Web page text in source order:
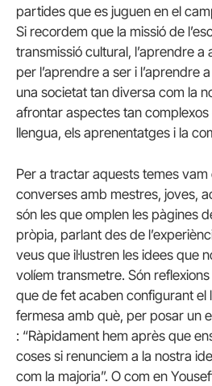
partides que es juguen en el
Si recordem que la missió de
transmissió cultural, l’aprendre
per l’aprendre a ser i l’aprendre
una societat tan diversa com la
afrontar aspectes tan complexos
llengua, els aprenentatges i la
Per a tractar aquests temes
converses amb mestres, joves,
són les que omplen les pàgines
pròpia, parlant des de
veus que il·lustren les idees que
volíem transmetre. Són reflexions
que de fet acaben configurant el
fermesa amb què, per posar un
: “Ràpidament hem après que
coses si renunciem a la nostra
com la majoria”. O com en